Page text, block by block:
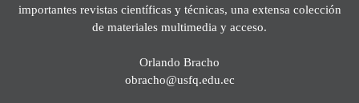
importantes revistas científicas y técnicas, una extensa colección
de materiales multimedia y acceso.
Orlando Bracho
obracho@usfq.edu.ec